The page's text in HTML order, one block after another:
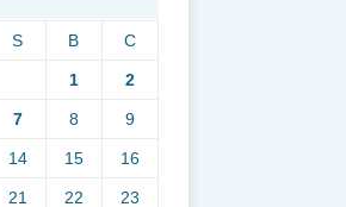
S B C
1 2
7 8 9
14 15 16
21 22 23